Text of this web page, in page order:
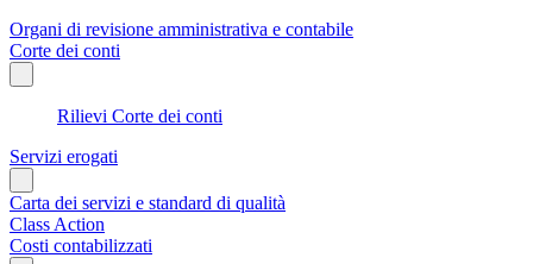
Organi di revisione amministrativa e contabile
Corte dei conti
Rilievi Corte dei conti
Servizi erogati
Carta dei servizi e standard di qualità
Class Action
Costi contabilizzati